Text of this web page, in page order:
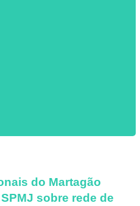
do Martagão
sobre rede de